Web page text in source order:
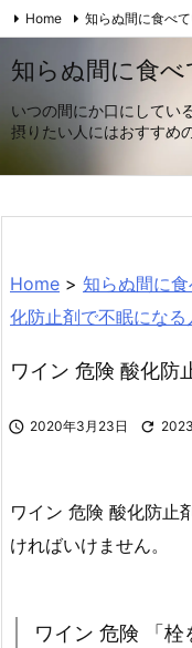
知らぬ間に食べ
いつの間にか口にしてい
摂りたい人にはおすすめ
Home 知らぬ間に食べ
安全・安心  RSS
Home > 知らぬ間に
化防止剤で不眠になる
ワイン 危険 酸化防
 2020年3月23日 
ワイン 危険 酸化防止
ければいけません。
ワイン 危険 「